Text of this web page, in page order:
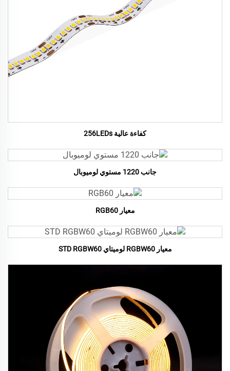
كفاءة عالية 256LEDs
جانب 1220 مستوي لوميوبال
معيار RGB60
معيار RGBW60 لوميتاي STD RGBW60